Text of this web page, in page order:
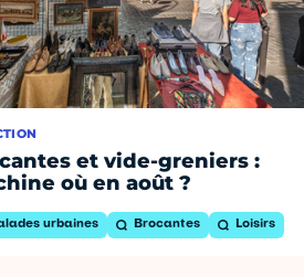
et vide-greniers :
où en août ?
urbaines Brocantes Loisirs